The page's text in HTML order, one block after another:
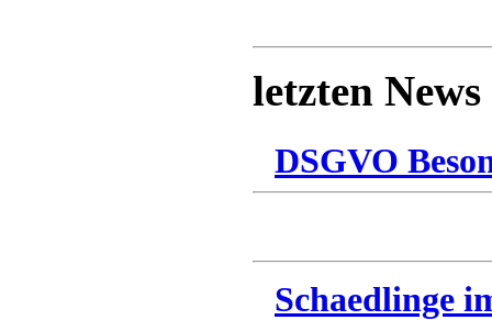
letzten News
DSGVO
Schaedlinge